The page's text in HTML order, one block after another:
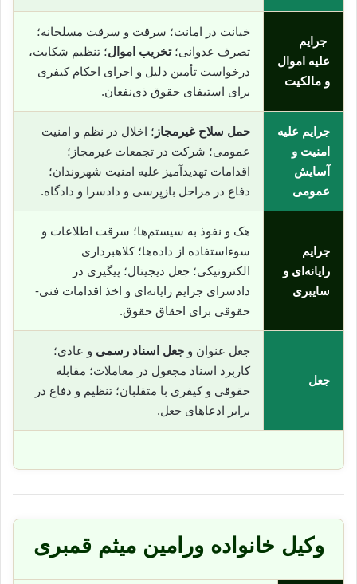
جرایم
علیه اموال
و مالکیت
خیانت در امانت؛ سرقت و سرقت مسلحانه؛
تصرف عدوانی؛تخریب اموال؛ تنظیم شکایت،
درخواست تأمین دلیل و اجرای احکام کیفری
برای استیفای حقوق ذی‌نفعان.
جرایم علیه
امنیت و
آسایش
عمومی
حمل سلاح غیرمجاز ؛ اخلال در نظم و امنیت
عمومی؛ شرکت در تجمعات غیرمجاز؛
اقدامات تهدیدآمیز علیه امنیت شهروندان؛
دفاع در مراحل بازپرسی و دادسرا و دادگاه.
جرایم
رایانه‌ای و
سایبری
هک و نفوذ به سیستم‌ها؛ سرقت اطلاعات و
سوء‌استفاده از داده‌ها؛ کلاهبرداری
الکترونیکی؛ جعل دیجیتال؛ پیگیری در
دادسرای جرایم رایانه‌ای و اخذ اقدامات فنی-
حقوقی برای احقاق حقوق.
جعل
جعل عنوان و جعل اسناد رسمی و عادی؛
کاربرد اسناد مجعول در معاملات؛ مقابله
حقوقی و کیفری با متقلبان؛ تنظیم و دفاع در
برابر ادعاهای جعل.
وکیل خانواده ورامین میثم قمبری